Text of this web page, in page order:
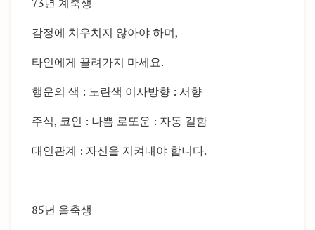
감정에 치우치지 않아야 하며,
타인에게 끌려가지 마세요.
행운의 색 : 노란색 이사방향 : 서향
주식, 코인 : 나쁨 로또운 : 자동 길함
대인관계 : 자신을 지켜내야 합니다.
85년 을축생